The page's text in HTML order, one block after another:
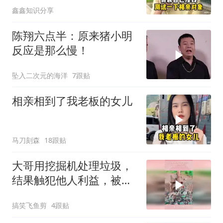
鑫鑫知识分享
陈翔六点半：原来猪小明
反应是那么慢！
坠入二次元的海洋 7跟贴
相亲相到了我老板的女儿
马刀刻森 18跟贴
大哥用挖掘机处理垃圾，
结果触犯他人利益，被人
搞笑飞鱼剪 4跟贴